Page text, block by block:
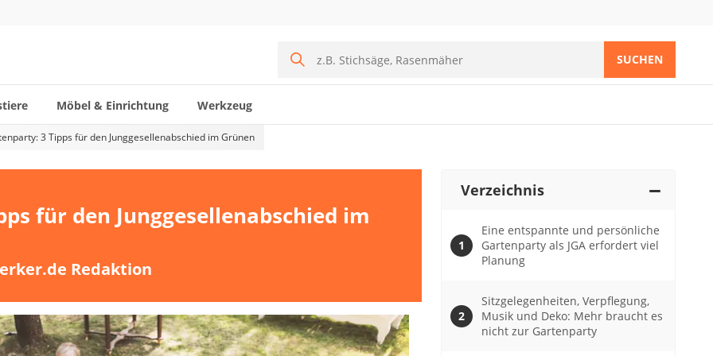
SUCHEN
Möbel & Einrichtung Werkzeug
3 Tipps für den Junggesellenabschied im Grünen
für den Junggesellenabschied im
Redaktion
Verzeichnis
Eine entspannte und persönliche
Gartenparty als JGA erfordert viel
Planung
Sitzgelegenheiten, Verpflegung,
Musik und Deko: Mehr braucht es
nicht zur Gartenparty